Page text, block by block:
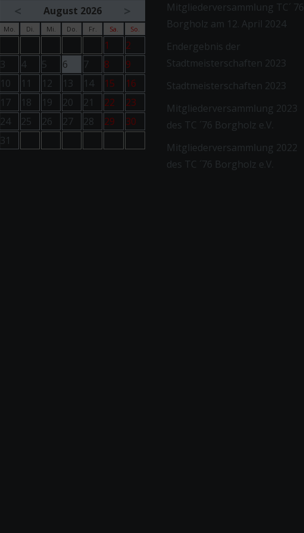
< August 2026 >
Mo. Di. Mi. Do. Fr. Sa. So.
1
2
3
4 5 6 7 8
9
10
11 12 13 14 15
16
17
18 19 20 21 22
23
24
25 26 27 28 29
30
31
Mitgliederversammlung TC´ 76
Borgholz am 12. April 2024
Endergebnis der
Stadtmeisterschaften 2023
Stadtmeisterschaften 2023
Mitgliederversammlung 2023
des TC ´76 Borgholz e.V.
Mitgliederversammlung 2022
des TC ´76 Borgholz e.V.